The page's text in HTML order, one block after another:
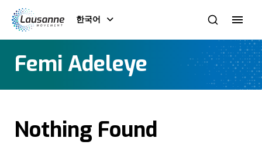
한국어
Femi Adeleye
Nothing Found